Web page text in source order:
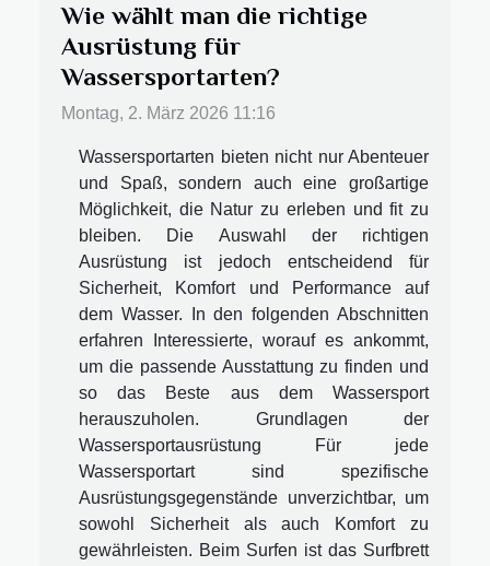
Wie wählt man die richtige
Ausrüstung für
Wassersportarten?
Montag, 2. März 2026 11:16
Wassersportarten bieten nicht nur Abenteuer
und Spaß, sondern auch eine großartige
Möglichkeit, die Natur zu erleben und fit zu
bleiben. Die Auswahl der richtigen
Ausrüstung ist jedoch entscheidend für
Sicherheit, Komfort und Performance auf
dem Wasser. In den folgenden Abschnitten
erfahren Interessierte, worauf es ankommt,
um die passende Ausstattung zu finden und
so das Beste aus dem Wassersport
herauszuholen. Grundlagen der
Wassersportausrüstung Für jede
Wassersportart sind spezifische
Ausrüstungsgegenstände unverzichtbar, um
sowohl Sicherheit als auch Komfort zu
gewährleisten. Beim Surfen ist das Surfbrett